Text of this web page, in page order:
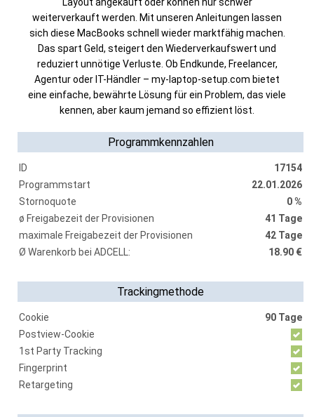
weiterverkauft werden. Mit unseren Anleitungen lassen
sich diese MacBooks schnell wieder marktfähig machen.
Das spart Geld, steigert den Wiederverkaufswert und
reduziert unnötige Verluste. Ob Endkunde, Freelancer,
Agentur oder IT-Händler – my-laptop-setup.com bietet
eine einfache, bewährte Lösung für ein Problem, das viele
kennen, aber kaum jemand so effizient löst.
Programmkennzahlen
ID
17154
Programmstart
22.01.2026
Stornoquote
0 %
ø Freigabezeit der Provisionen
41 Tage
maximale Freigabezeit der Provisionen
42 Tage
Ø Warenkorb bei ADCELL:
18.90 €
Trackingmethode
Cookie
90 Tage
Postview-Cookie
1st Party Tracking
Fingerprint
Retargeting